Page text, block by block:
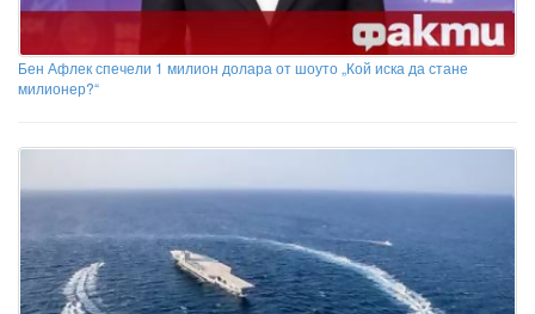
Бен Афлек спечели 1 милион долара от шоуто „Кой иска да стане
милионер?“